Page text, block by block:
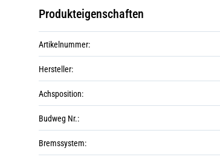
Produkteigenschaften
Artikelnummer:
Hersteller:
Achsposition:
Budweg Nr.:
Bremssystem: